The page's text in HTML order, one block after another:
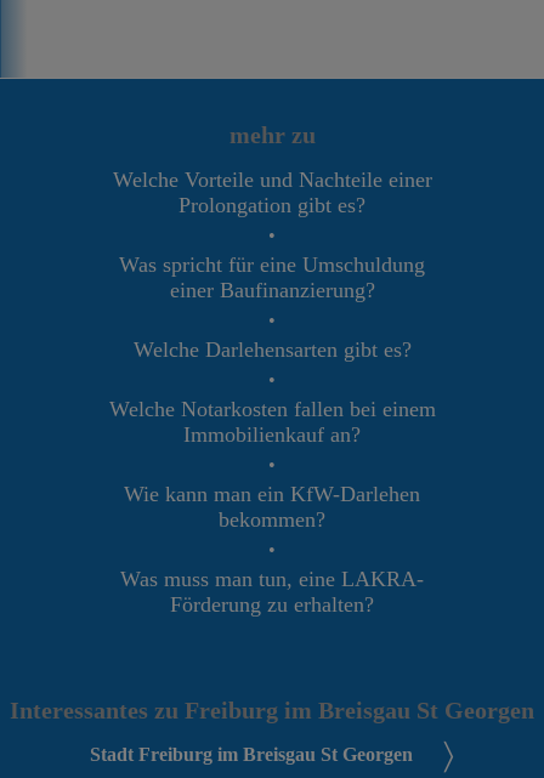
mehr zu
Welche Vorteile und Nachteile einer
Prolongation gibt es?
•
Was spricht für eine Umschuldung
einer Baufinanzierung?
•
Welche Darlehensarten gibt es?
•
Welche Notarkosten fallen bei einem
Immobilienkauf an?
•
Wie kann man ein KfW-Darlehen
bekommen?
•
Was muss man tun, eine LAKRA-
Förderung zu erhalten?
Interessantes zu Freiburg im Breisgau St Georgen
Stadt Freiburg im Breisgau St Georgen